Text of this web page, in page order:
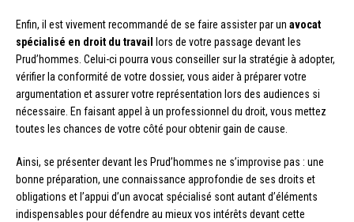
Enfin, il est vivement recommandé de se faire assister par un avocat
spécialisé en droit du travail
lors de votre passage devant les
Prud’hommes. Celui-ci pourra vous conseiller sur la stratégie à adopter,
vérifier la conformité de votre dossier, vous aider à préparer votre
argumentation et assurer votre représentation lors des audiences si
nécessaire. En faisant appel à un professionnel du droit, vous mettez
toutes les chances de votre côté pour obtenir gain de cause.
Ainsi, se présenter devant les Prud’hommes ne s’improvise pas : une
bonne préparation, une connaissance approfondie de ses droits et
obligations et l’appui d’un avocat spécialisé sont autant d’éléments
indispensables pour défendre au mieux vos intérêts devant cette